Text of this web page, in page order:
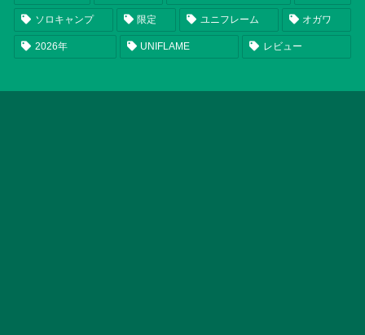
ソロキャンプ 限定 ユニフレーム オガワ
2026年 UNIFLAME レビュー